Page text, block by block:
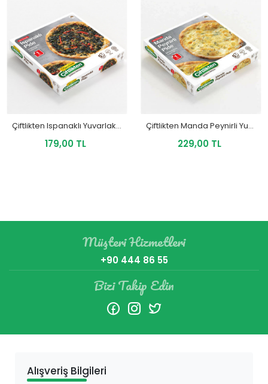
Çiftlikten Ispanaklı Yuvarlak Pide 290 Gr
179,00 TL
Çiftlikten Manda Peynirli Yuvarlak Pide 300 Gr
229,00 TL
Müşteri Hizmetleri
+90 444 86 55
Bizi Takip Edin
Alışveriş Bilgileri